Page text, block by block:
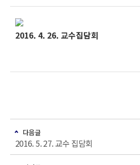
2016. 4. 26. 교수집담회
다음글
2016. 5. 27. 교수 집담회